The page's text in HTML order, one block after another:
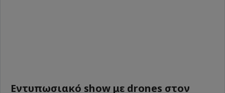
Εντυπωσιακό show με drones στον